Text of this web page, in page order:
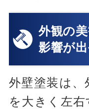
外観の
影響が
外壁塗装は、
を大きく左